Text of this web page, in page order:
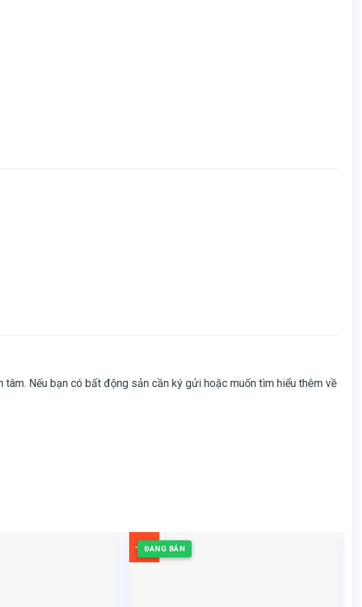
tâm. Nếu bạn có bất động sản cần ký gửi hoặc muốn tìm hiểu thêm về
ĐANG BÁN
-7%